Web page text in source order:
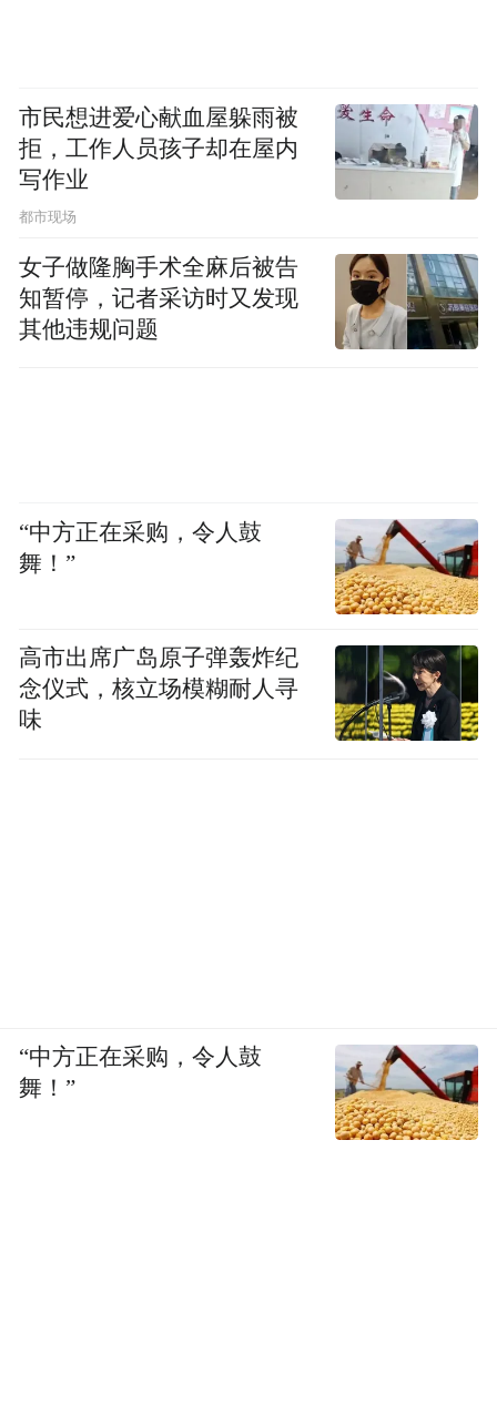
市民想进爱心献血屋躲雨被
拒，工作人员孩子却在屋内
写作业
都市现场
女子做隆胸手术全麻后被告
知暂停，记者采访时又发现
其他违规问题
“中方正在采购，令人鼓
舞！”
高市出席广岛原子弹轰炸纪
念仪式，核立场模糊耐人寻
味
“中方正在采购，令人鼓
舞！”